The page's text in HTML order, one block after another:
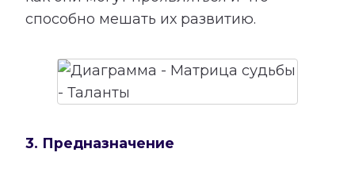
способно мешать их развитию.
3. Предназначение